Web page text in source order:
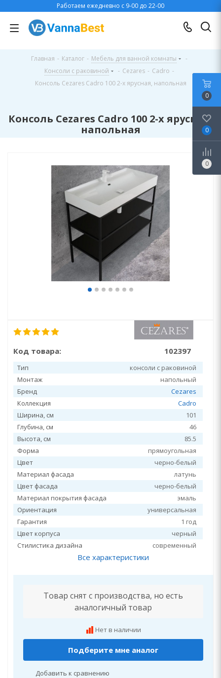
Работаем ежедневно с 9-00 до 22-00
Главная - Каталог - Мебель для ванной комнаты
-
Консоли с раковиной
- Cezares - Cadro -
Консоль Cezares Cadro 100 2-х ярусная, напольная
Консоль Cezares Cadro 100 2-х ярусная,
напольная
Код товара: 102397
Тип
консоли с раковиной
Монтаж
напольный
Бренд
Cezares
Коллекция
Cadro
Ширина, см
101
Глубина, см
46
Высота, см
85.5
Форма
прямоугольная
Цвет
черно-белый
Материал фасада
латунь
Цвет фасада
черно-белый
Материал покрытия фасада
эмаль
Ориентация
универсальная
Гарантия
1 год
Цвет корпуса
черный
Стилистика дизайна
современный
Все характеристики
Товар снят с производства, но есть
аналогичный товар
Нет в наличии
Подберите мне аналог
Добавить к сравнению
0
0
0